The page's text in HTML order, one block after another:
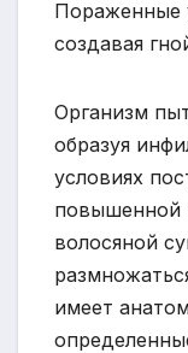
Пораженные
создавая
Организм
образуя
условиях
повышенной
волосяной
имеет